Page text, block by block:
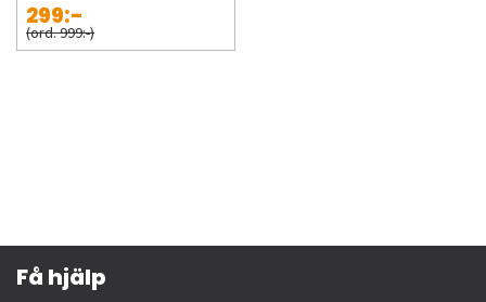
299:-
(ord. 999:-)
Få hjälp